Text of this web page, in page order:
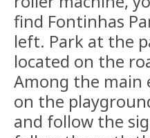
find Fontinhas
left. Park at the
located on the
Among the main
on the
and follow the